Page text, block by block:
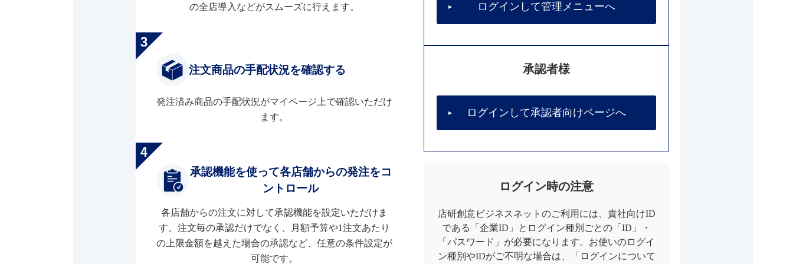
の全店導入などがスムーズに行えます。
注文商品の手配状況を確認する
発注済み商品の手配状況がマイページ上で確認いただけ
ます。
承認機能を使って各店舗からの発注をコ
ントロール
各店舗からの注文に対して承認機能を設定いただけま
す。注文毎の承認だけでなく、月額予算や1注文あたり
の上限金額を越えた場合の承認など、任意の条件設定が
可能です。
ログインして管理メニューへ
承認者様
ログインして承認者向けページへ
ログイン時の注意
店研創意ビジネスネットのご利用には、貴社向けID
である「企業ID」とログイン種別ごとの「ID」・
「パスワード」が必要になります。お使いのログイ
ン種別やIDがご不明な場合は、「ログインについて